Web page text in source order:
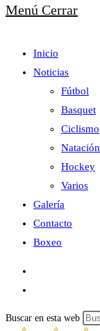
Menú Cerrar
Inicio
Noticias
Fútbol
Basquet
Ciclismo
Natación
Hockey
Varios
Galería
Contacto
Boxeo
Buscar en esta web